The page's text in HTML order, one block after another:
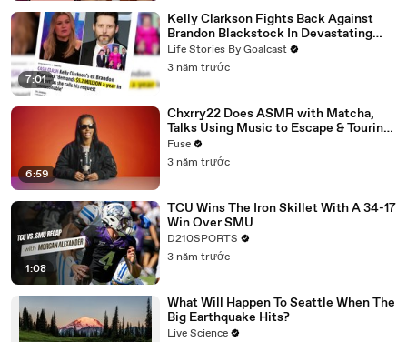
7:01
Kelly Clarkson Fights Back Against
Brandon Blackstock In Devastating
Divorce Battle
Life Stories By Goalcast
3 năm trước
6:59
Chxrry22 Does ASMR with Matcha,
Talks Using Music to Escape & Touring
with The Weeknd
Fuse
3 năm trước
1:08
TCU Wins The Iron Skillet With A 34-17
Win Over SMU
D210SPORTS
3 năm trước
What Will Happen To Seattle When The
Big Earthquake Hits?
Live Science